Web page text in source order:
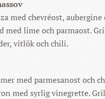
med chevréost, aubergine
med lime och parmaost.
vitlök och chili.
med parmesanost och
med syrlig vinegrette.